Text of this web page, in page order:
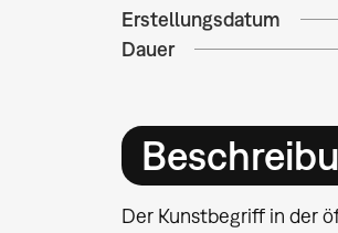
Erstellungsdatum
Dauer
Der Kunstbegriff in der